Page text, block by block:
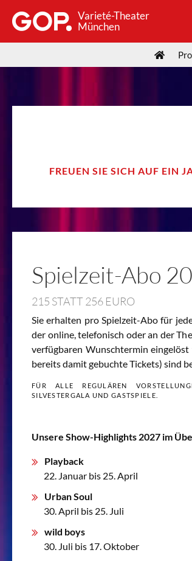
Varieté-Theater
München
FREUEN SIE SICH AUF EIN
Spielzeit-Abo
215 STATT 256 EURO
Sie erhalten pro Spielzeit-Abo für
der online, telefonisch oder an der
verfügbaren Wunschtermin
bereits damit gebuchte Tickets) sind
FÜR ALLE REGULÄREN
SILVESTERGALA UND GASTSPIELE.
Unsere Show-Highlights 2027 im
Playback
22. Januar bis 25. April
Urban Soul
30. April bis 25. Juli
wild boys
30. Juli bis 17. Oktober